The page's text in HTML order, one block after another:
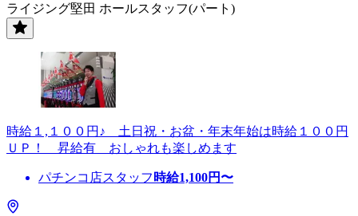
ライジング堅田 ホールスタッフ(パート)
時給１,１００円♪ 土日祝・お盆・年末年始は時給１００円
ＵＰ！ 昇給有 おしゃれも楽しめます
パチンコ店スタッフ 時給1,100円〜